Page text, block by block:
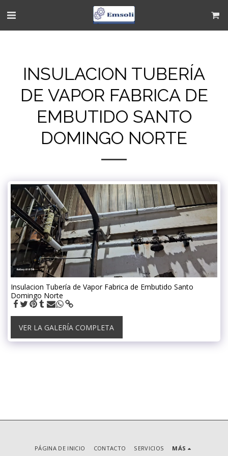
INSULACION TUBERÍA
DE VAPOR FABRICA DE
EMBUTIDO SANTO
DOMINGO NORTE
Insulacion Tubería de Vapor Fabrica de Embutido Santo
Domingo Norte
VER LA GALERÍA COMPLETA
PÁGINA DE INICIO CONTACTO SERVICIOS MÁS